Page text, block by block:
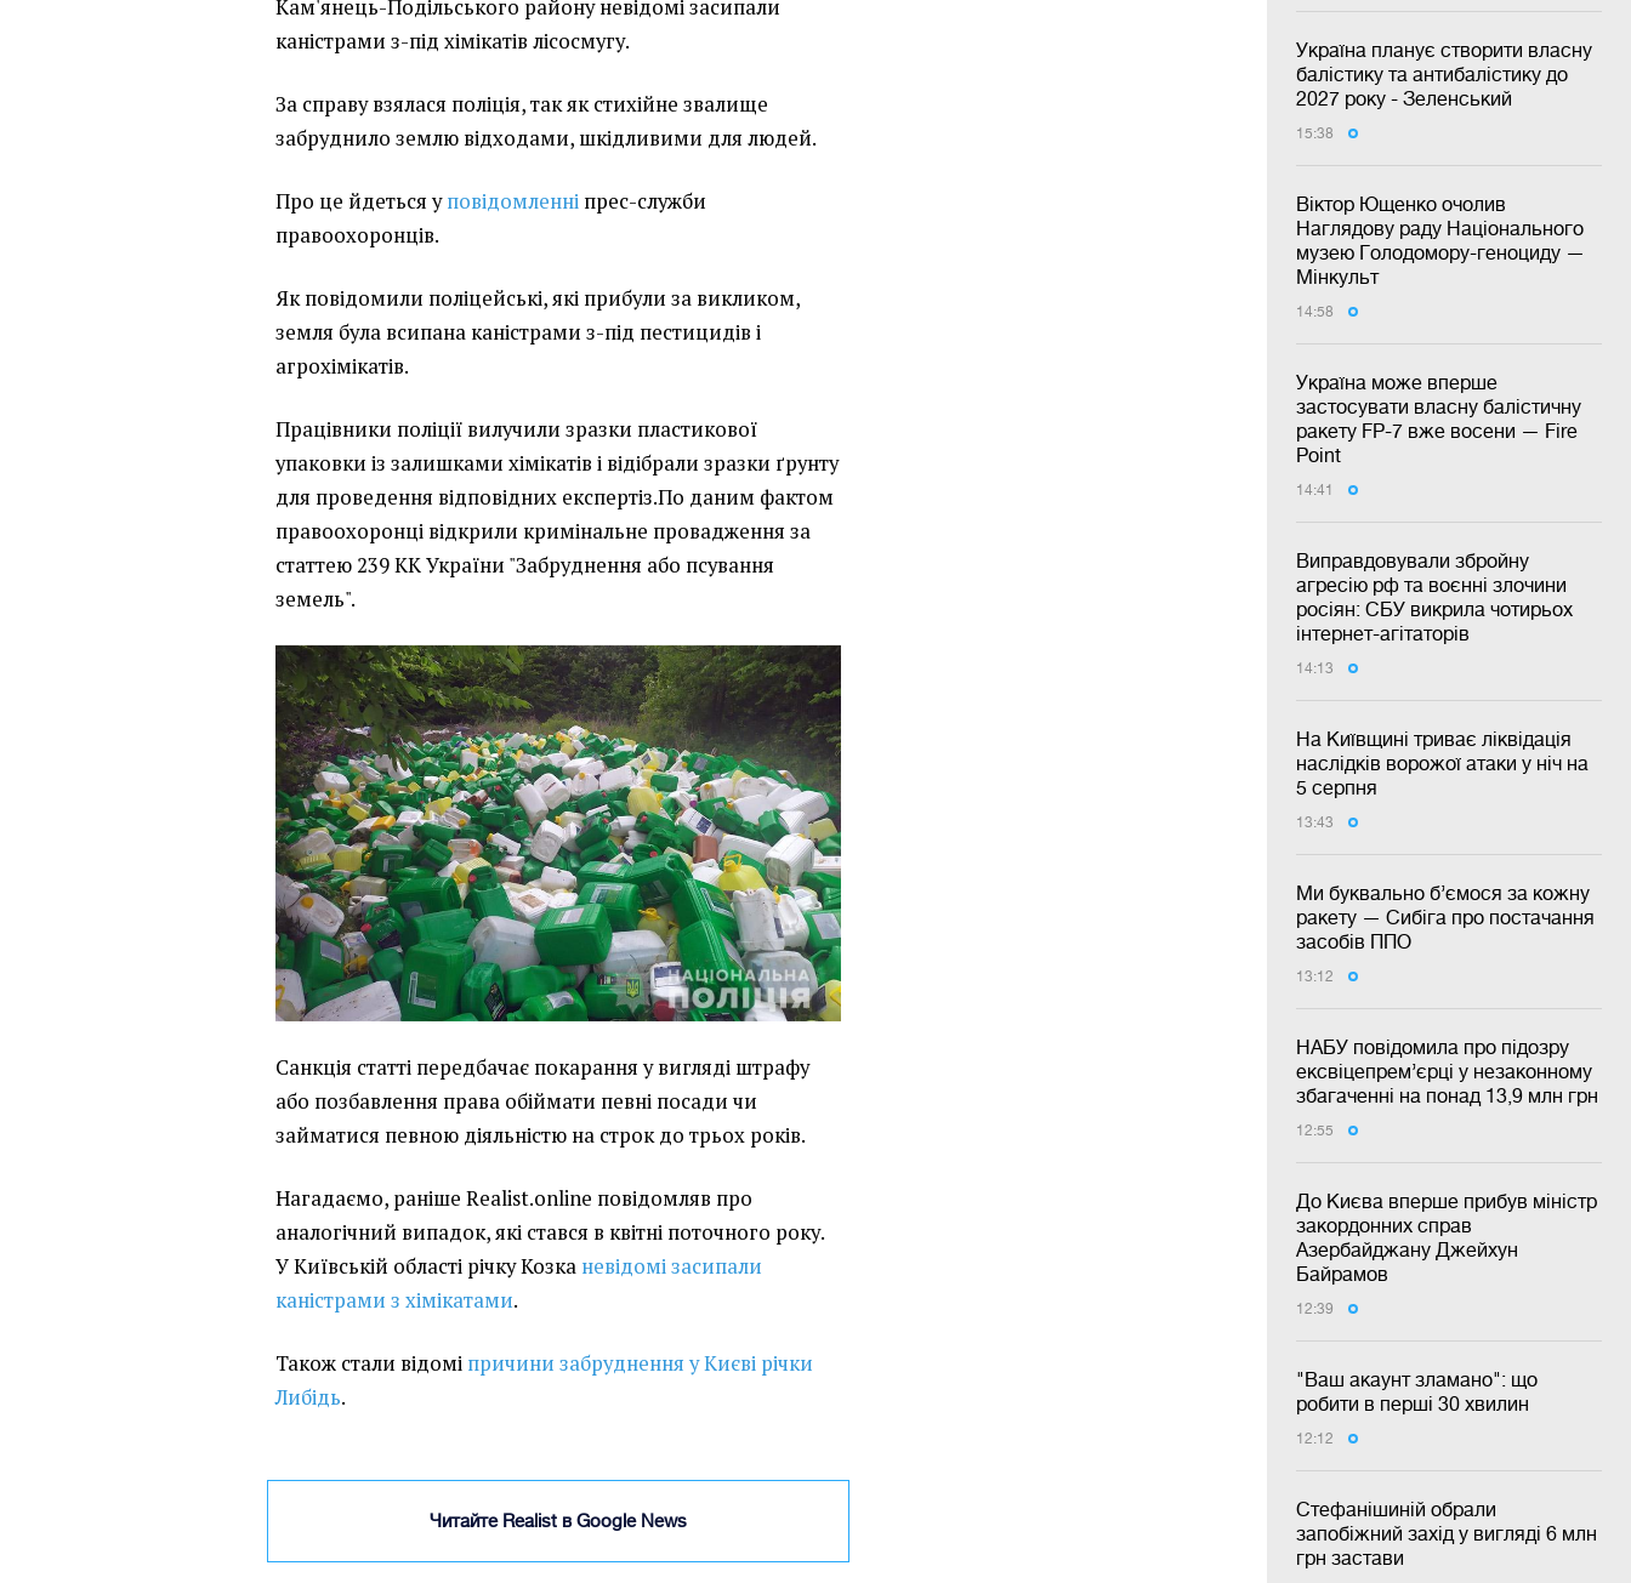
Україна планує створити власну
балістику та антибалістику до
2027 року - Зеленський
15:38
Віктор Ющенко очолив
Наглядову раду Національного
музею Голодомору-геноциду —
Мінкульт
14:58
Україна може вперше
застосувати власну балістичну
ракету FP-7 вже восени — Fire
Point
14:41
Виправдовували збройну
агресію рф та воєнні злочини
росіян: СБУ викрила чотирьох
інтернет-агітаторів
14:13
На Київщині триває ліквідація
наслідків ворожої атаки у ніч на
5 серпня
13:43
Ми буквально б’ємося за кожну
ракету — Сибіга про постачання
засобів ППО
13:12
НАБУ повідомила про підозру
ексвіцепрем’єрці у незаконному
збагаченні на понад 13,9 млн грн
12:55
До Києва вперше прибув міністр
закордонних справ
Азербайджану Джейхун
Байрамов
12:39
"Ваш акаунт зламано": що
робити в перші 30 хвилин
12:12
Стефанішиній обрали
запобіжний захід у вигляді 6 млн
грн застави
Кам'янець-Подільського району невідомі засипали
каністрами з-під хімікатів лісосмугу.
За справу взялася поліція, так як стихійне звалище
забруднило землю відходами, шкідливими для людей.
Про це йдеться уповідомленні прес-служби
правоохоронців.
Як повідомили поліцейські, які прибули за викликом,
земля була всипана каністрами з-під пестицидів і
агрохімікатів.
Працівники поліції вилучили зразки пластикової
упаковки із залишками хімікатів і відібрали зразки ґрунту
для проведення відповідних експертіз.По даним фактом
правоохоронці відкрили кримінальне провадження за
статтею 239 КК України "Забруднення або псування
земель".
Санкція статті передбачає покарання у вигляді штрафу
або позбавлення права обіймати певні посади чи
займатися певною діяльністю на строк до трьох років.
Нагадаємо, раніше Realist.online повідомляв про
аналогічний випадок, які стався в квітні поточного року.
У Київській області річку Козка невідомі засипали
каністрами з хімікатами.
Також стали відомі причини забруднення у Києві річки
Либідь.
Читайте Realist в Google News